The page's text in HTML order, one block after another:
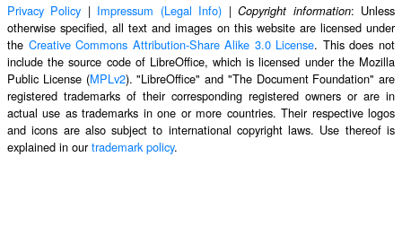
Privacy Policy | Impressum (Legal Info) |Copyright information: Unless
otherwise specified, all text and images on this website are licensed under
the Creative Commons Attribution-Share Alike 3.0 License. This does not
include the source code of LibreOffice, which is licensed under the Mozilla
Public License (MPLv2). "LibreOffice" and "The Document Foundation" are
registered trademarks of their corresponding registered owners or are in
actual use as trademarks in one or more countries. Their respective logos
and icons are also subject to international copyright laws. Use thereof is
explained in ourtrademark policy.